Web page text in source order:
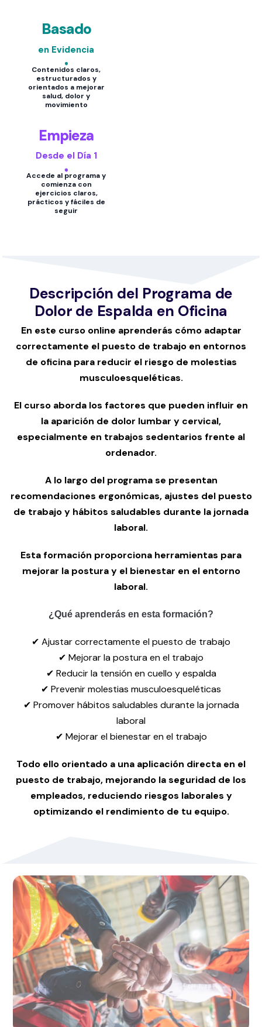
Basado
en Evidencia
Contenidos claros,
estructurados y
orientados a mejorar
salud, dolor y
movimiento
Empieza
Desde el Día 1
Accede al programa y
comienza con
ejercicios claros,
prácticos y fáciles de
seguir
Descripción del Programa de
Dolor de Espalda en Oficina
En este curso online aprenderás cómo adaptar
correctamente el puesto de trabajo en entornos
de oficina para reducir el riesgo de molestias
musculoesqueléticas.
El curso aborda los factores que pueden influir en
la aparición de dolor lumbar y cervical,
especialmente en trabajos sedentarios frente al
ordenador.
A lo largo del programa se presentan
recomendaciones ergonómicas, ajustes del puesto
de trabajo y hábitos saludables durante la jornada
laboral.
Esta formación proporciona herramientas para
mejorar la postura y el bienestar en el entorno
laboral.
¿Qué aprenderás en esta formación?
✔ Ajustar correctamente el puesto de trabajo
✔ Mejorar la postura en el trabajo
✔ Reducir la tensión en cuello y espalda
✔ Prevenir molestias musculoesqueléticas
✔ Promover hábitos saludables durante la jornada
laboral
✔ Mejorar el bienestar en el trabajo
Todo ello orientado a una aplicación directa en el
puesto de trabajo, mejorando la seguridad de los
empleados, reduciendo riesgos laborales y
optimizando el rendimiento de tu equipo.